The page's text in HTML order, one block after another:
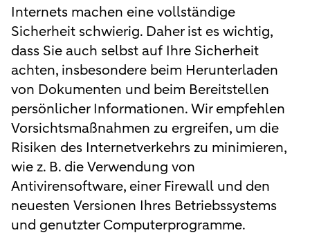
Internets machen eine vollständige
Sicherheit schwierig. Daher ist es wichtig,
dass Sie auch selbst auf Ihre Sicherheit
achten, insbesondere beim Herunterladen
von Dokumenten und beim Bereitstellen
persönlicher Informationen. Wir empfehlen
Vorsichtsmaßnahmen zu ergreifen, um die
Risiken des Internetverkehrs zu minimieren,
wie z. B. die Verwendung von
Antivirensoftware, einer Firewall und den
neuesten Versionen Ihres Betriebssystems
und genutzter Computerprogramme.